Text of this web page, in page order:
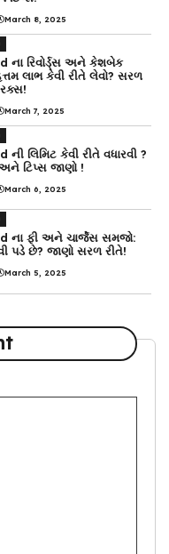
March 8, 2025
ના રિવોર્ડ્સ અને કેશબેક
લાભ કેવી રીતે લેવો? સરળ
March 7, 2025
લિમિટ કેવી રીતે વધારવી ?
ટિપ્સ જાણો !
March 6, 2025
ના ફી અને ચાર્જેસ સમજો:
પડે છે? જાણો સરળ રીતે!
March 5, 2025